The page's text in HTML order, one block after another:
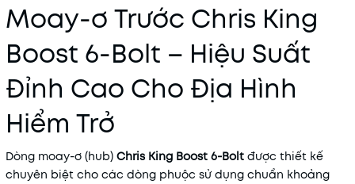
Moay-ơ Trước Chris King
Boost 6-Bolt – Hiệu Suất
Đỉnh Cao Cho Địa Hình
Hiểm Trở
Dòng moay-ơ (hub) Chris King Boost 6-Bolt được thiết kế
chuyên biệt cho các dòng phuộc sử dụng chuẩn khoảng